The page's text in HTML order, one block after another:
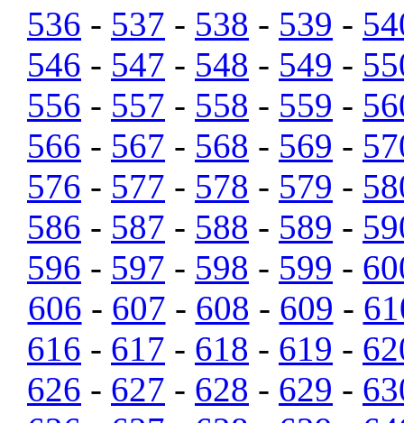
536 - 537 - 538 - 539 -
546 - 547 - 548 - 549 -
556 - 557 - 558 - 559 -
566 - 567 - 568 - 569 -
576 - 577 - 578 - 579 -
586 - 587 - 588 - 589 -
596 - 597 - 598 - 599 -
606 - 607 - 608 - 609 -
616 - 617 - 618 - 619 -
626 - 627 - 628 - 629 -